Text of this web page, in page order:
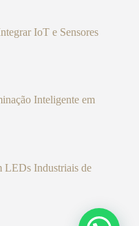
IoT e Sensores
Inteligente em
LEDs Industriais de